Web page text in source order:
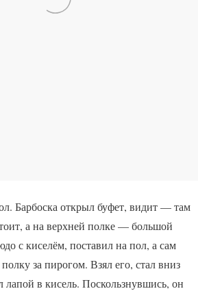
Барбоска открыл буфет, видит — там
а на верхней полке — большой
с киселём, поставил на пол, а сам
за пирогом. Взял его, стал вниз
лапой в кисель. Поскользнувшись, он